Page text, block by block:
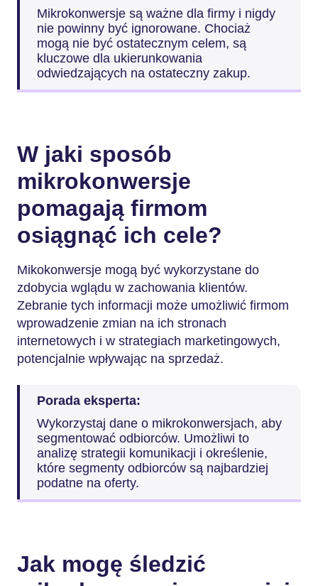
Mikrokonwersje są ważne dla firmy i nigdy
nie powinny być ignorowane. Chociaż
mogą nie być ostatecznym celem, są
kluczowe dla ukierunkowania
odwiedzających na ostateczny zakup.
W jaki sposób
mikrokonwersje
pomagają firmom
osiągnąć ich cele?
Mikokonwersje mogą być wykorzystane do
zdobycia wglądu w zachowania klientów.
Zebranie tych informacji może umożliwić firmom
wprowadzenie zmian na ich stronach
internetowych i w strategiach marketingowych,
potencjalnie wpływając na sprzedaż.
Porada eksperta:
Wykorzystaj dane o mikrokonwersjach, aby
segmentować odbiorców. Umożliwi to
analizę strategii komunikacji i określenie,
które segmenty odbiorców są najbardziej
podatne na oferty.
Jak mogę śledzić